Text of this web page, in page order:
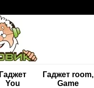
Гаджет
You
Гаджет room,
Game